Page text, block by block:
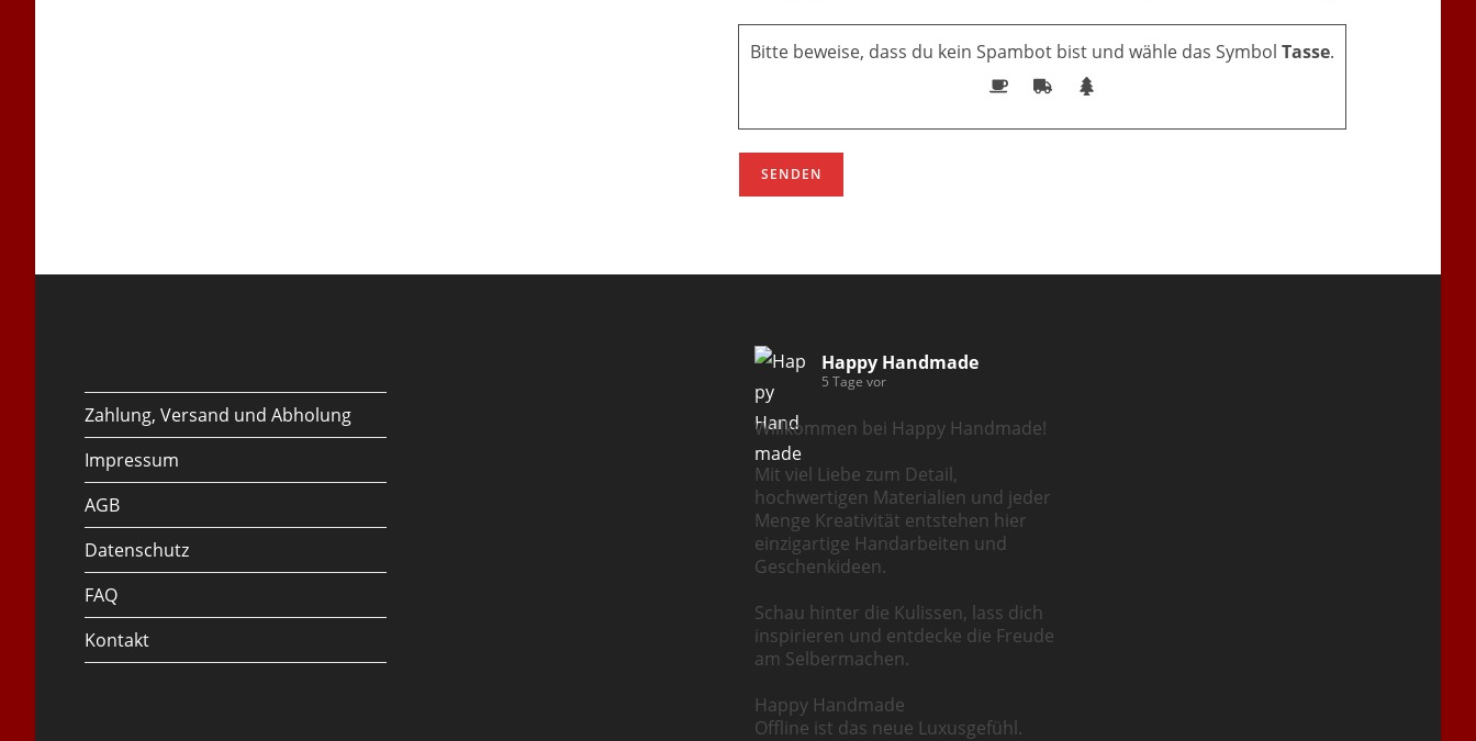
Bitte beweise, dass du kein Spambot bist und wähle das Symbol Tasse.
Zahlung, Versand und Abholung
Impressum
AGB
Datenschutz
FAQ
Kontakt
Happy Handmade
5 Tage vor
Willkommen bei Happy Handmade!
Mit viel Liebe zum Detail,
hochwertigen Materialien und jeder
Menge Kreativität entstehen hier
einzigartige Handarbeiten und
Geschenkideen.
Schau hinter die Kulissen, lass dich
inspirieren und entdecke die Freude
am Selbermachen.
Happy Handmade
Offline ist das neue Luxusgefühl.